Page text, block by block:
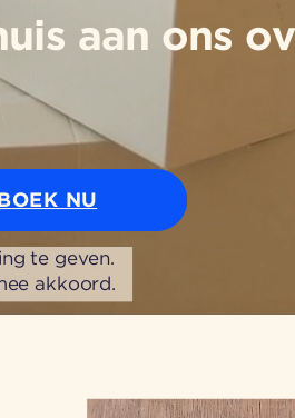
NU
aan ons
te geven.
akkoord.